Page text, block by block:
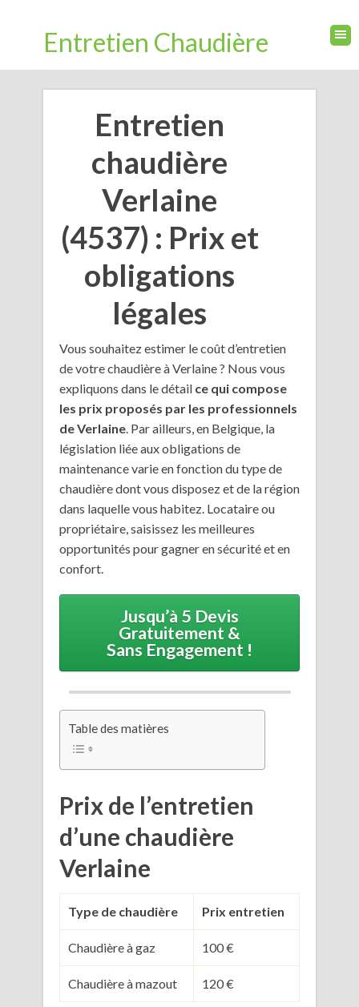
Entretien Chaudière
Entretien
chaudière
Verlaine
(4537) : Prix et
obligations
légales
Vous souhaitez estimer le coût d’entretien
de votre chaudière à Verlaine ? Nous vous
expliquons dans le détail ce qui compose
les prix proposés par les professionnels
de Verlaine. Par ailleurs, en Belgique, la
législation liée aux obligations de
maintenance varie en fonction du type de
chaudière dont vous disposez et de la région
dans laquelle vous habitez. Locataire ou
propriétaire, saisissez les meilleures
opportunités pour gagner en sécurité et en
confort.
Jusqu’à 5 Devis
Gratuitement &
Sans Engagement !
Table des matières
Prix de l’entretien
d’une chaudière
Verlaine
Type de chaudière Prix entretien
Chaudière à gaz 100 €
Chaudière à mazout 120 €